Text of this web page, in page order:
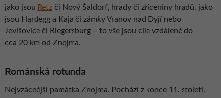
jako jsou Retz či Nový Šaldorf, hrady či zříceniny hradů, jako
jsou Hardegg a Kaja či zámky Vranov nad Dyjí nebo
Jevišovice či Riegersburg – to vše jsou cíle vzdálené do
cca 20 km od Znojma.
Románská rotunda
Nejvzácnější památka Znojma. Pochází z konce 11. století.